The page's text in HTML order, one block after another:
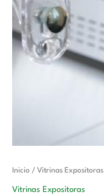
Inicio / Vitrinas Expositoras
Vitrinas Expositoras
El
precio
Estante
cristal